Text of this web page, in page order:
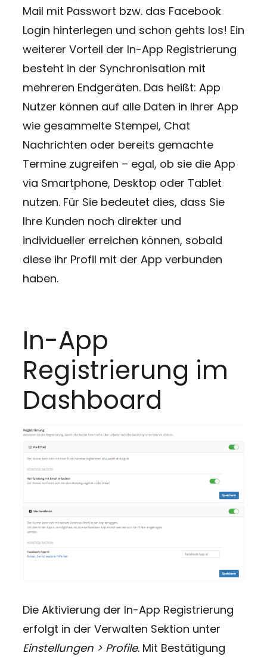
Mail mit Passwort bzw. das Facebook
Login hinterlegen und schon gehts los! Ein
weiterer Vorteil der In-App Registrierung
besteht in der Synchronisation mit
mehreren Endgeräten. Das heißt: App
Nutzer können auf alle Daten in Ihrer App
wie gesammelte Stempel, Chat
Nachrichten oder bereits gemachte
Termine zugreifen – egal, ob sie die App
via Smartphone, Desktop oder Tablet
nutzen. Für Sie bedeutet dies, dass Sie
Ihre Kunden noch direkter und
individueller erreichen können, sobald
diese ihr Profil mit der App verbunden
haben.
In-App
Registrierung im
Dashboard
Die Aktivierung der In-App Registrierung
erfolgt in der Verwalten Sektion unter
Einstellungen > Profile. Mit Bestätigung